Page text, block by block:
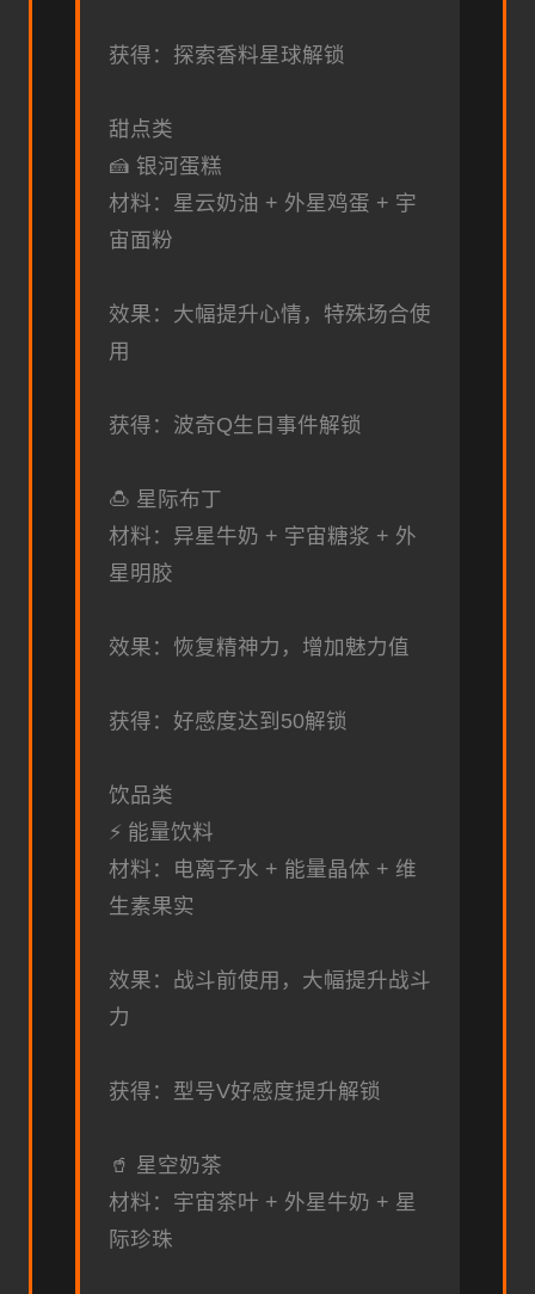
获得：探索香料星球解锁
甜点类
🍰 银河蛋糕
材料：星云奶油 + 外星鸡蛋 + 宇
宙面粉
效果：大幅提升心情，特殊场合使
用
获得：波奇Q生日事件解锁
🍮 星际布丁
材料：异星牛奶 + 宇宙糖浆 + 外
星明胶
效果：恢复精神力，增加魅力值
获得：好感度达到50解锁
饮品类
⚡ 能量饮料
材料：电离子水 + 能量晶体 + 维
生素果实
效果：战斗前使用，大幅提升战斗
力
获得：型号V好感度提升解锁
🥤 星空奶茶
材料：宇宙茶叶 + 外星牛奶 + 星
际珍珠